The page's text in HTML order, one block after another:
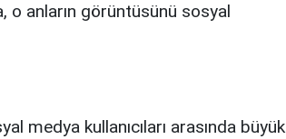
o anların görüntüsünü sosyal
medya kullanıcıları arasında büyük